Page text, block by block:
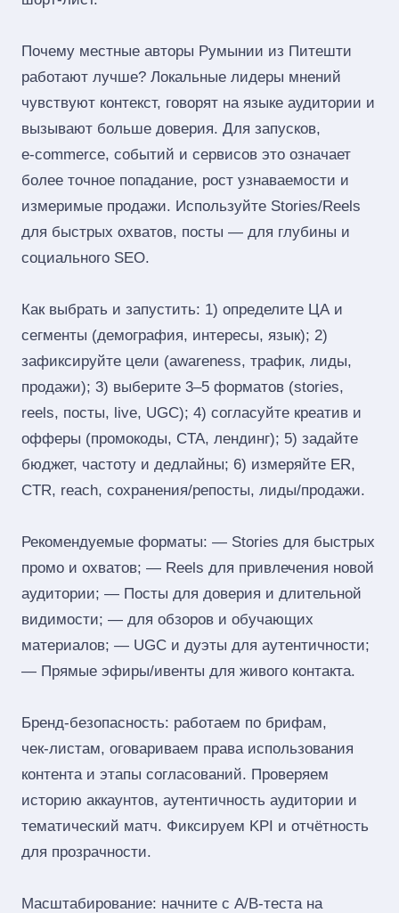
Почему местные авторы Румынии из Питешти
работают лучше? Локальные лидеры мнений
чувствуют контекст, говорят на языке аудитории и
вызывают больше доверия. Для запусков,
e‑commerce, событий и сервисов это означает
более точное попадание, рост узнаваемости и
измеримые продажи. Используйте Stories/Reels
для быстрых охватов, посты — для глубины и
социального SEO.
Как выбрать и запустить: 1) определите ЦА и
сегменты (демография, интересы, язык); 2)
зафиксируйте цели (awareness, трафик, лиды,
продажи); 3) выберите 3–5 форматов (stories,
reels, посты, live, UGC); 4) согласуйте креатив и
офферы (промокоды, CTA, лендинг); 5) задайте
бюджет, частоту и дедлайны; 6) измеряйте ER,
CTR, reach, сохранения/репосты, лиды/продажи.
Рекомендуемые форматы: — Stories для быстрых
промо и охватов; — Reels для привлечения новой
аудитории; — Посты для доверия и длительной
видимости; — для обзоров и обучающих
материалов; — UGC и дуэты для аутентичности;
— Прямые эфиры/ивенты для живого контакта.
Бренд‑безопасность: работаем по брифам,
чек‑листам, оговариваем права использования
контента и этапы согласований. Проверяем
историю аккаунтов, аутентичность аудитории и
тематический матч. Фиксируем KPI и отчётность
для прозрачности.
Масштабирование: начните с A/B‑теста на